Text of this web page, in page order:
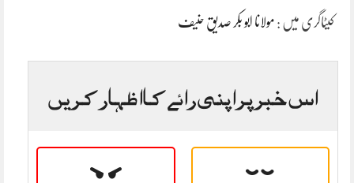
کیٹاگری میں : مولانا ابو بکر صدیق حنیف
اس خبر پر اپنی رائے کا اظہار کریں